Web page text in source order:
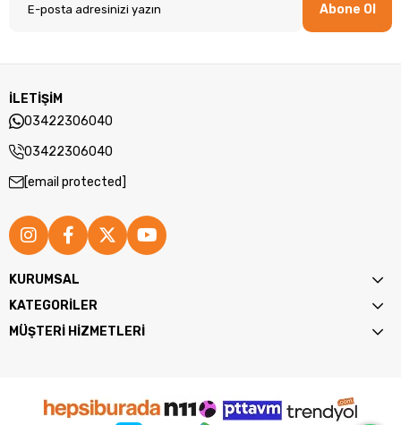
Abone Ol
İLETİŞİM
03422306040
03422306040
[email protected]
KURUMSAL
KATEGORİLER
MÜŞTERİ HİZMETLERİ